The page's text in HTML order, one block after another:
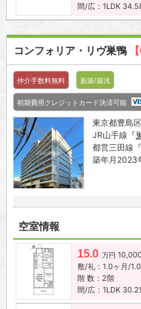
間/広：1LDK
コンフォリア・リヴ巣鴨
仲介手数料無料 新築/築浅
初期費用クレジットカード決済可能
東京都豊島
JR山手線『
都営三田線
築年月2023
空室情報
15.0 万円
敷/礼：1.0ヶ月/
階 数：2階
間/広：1LDK